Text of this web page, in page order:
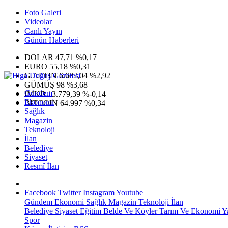
Foto Galeri
Videolar
Canlı Yayın
Günün Haberleri
DOLAR 47,71 %0,17
EURO 55,18 %0,31
G.ALTIN6.682,04 %2,92
GÜMÜŞ 98 %3,68
IMKB13.779,39 %-0,14
BITCOIN 64.997 %0,34
Gündem
Ekonomi
Sağlık
Magazin
Teknoloji
İlan
Belediye
Siyaset
Resmî İlan
Facebook Twitter InstagramYoutube
Gündem Ekonomi Sağlık Magazin Teknoloji İlan
Belediye Siyaset Eğitim Belde Ve KöylerTarım Ve Ekonomi
Spor